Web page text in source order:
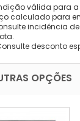
válida para
calculado para
incidência
desconto
OPÇÕES